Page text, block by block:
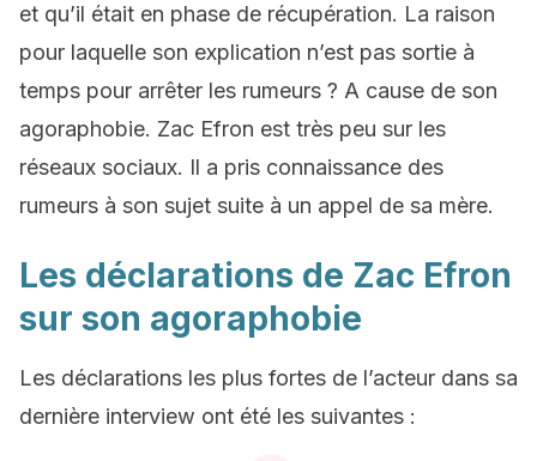
et qu’il était en phase de récupération. La raison
pour laquelle son explication n’est pas sortie à
temps pour arrêter les rumeurs ? A cause de son
agoraphobie. Zac Efron est très peu sur les
réseaux sociaux. Il a pris connaissance des
rumeurs à son sujet suite à un appel de sa mère.
Les déclarations de Zac Efron
sur son agoraphobie
Les déclarations les plus fortes de l’acteur dans sa
dernière interview ont été les suivantes :